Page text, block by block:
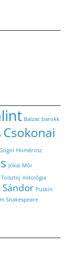
Balzac barokk
Csokonai
Homérosz
Jókai Mór
Tolsztoj mitológia
Sándor Puskin
Shakespeare